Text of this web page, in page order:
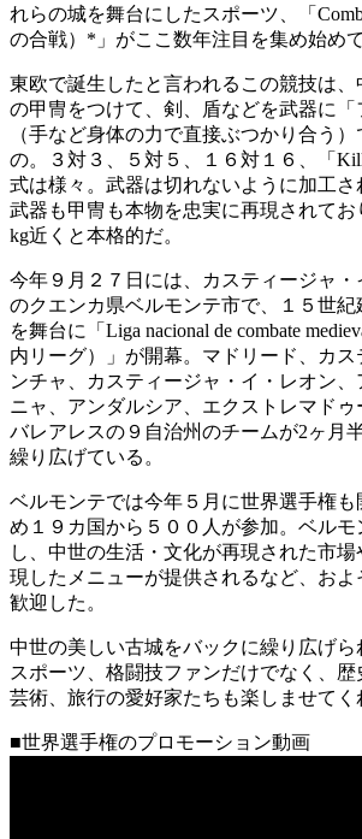
れらの城を舞台にしたスポーツ、「
の合戦）*」がここ数年注目を集め始めて
東欧で誕生したと言われるこの競技は、
の甲冑をつけて、剣、盾などを武器に「
（手など身体の力で直接ぶつかり合う
の。３対３、５対５、１６対１６、「
式は様々。武器は切れないように加工さ
武器も甲冑も本物を忠実に再現されてお
kg近くと本格的だ。
今年９月２７日には、カスティージャ
のクエンカ県ベルモンテ市で、１５世
を舞台に「Liga nacional de combate
内リーグ）」が開幕。マドリード、カ
ンチャ、カスティージャ・イ・レオン
ニャ、アンダルシア、エクストレマドゥ
バレアレスの９自治州のチームが2ヶ月
繰り広げている。
ベルモンテでは今年５月に世界選手権
め１９カ国から５００人が参加。ベル
し、中世の生活・文化が再現された市
現したメニューが提供されるなど、お
歓迎した。
中世の美しい古城をバックに繰り広げら
スポーツ、格闘技ファンだけでなく、歴
芸術、旅行の愛好家たちも楽しませてく
■世界選手権のプロモーション動画